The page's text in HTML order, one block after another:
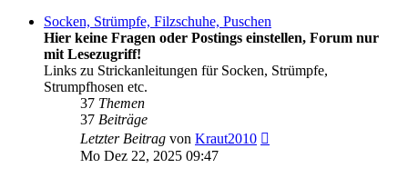
Socken, Strümpfe, Filzschuhe, Puschen
Hier keine Fragen oder Postings einstellen, Forum nur
mit Lesezugriff!
Links zu Strickanleitungen für Socken, Strümpfe,
Strumpfhosen etc.
37 Themen
37 Beiträge
Letzter Beitrag von Kraut2010
Mo Dez 22, 2025 09:47